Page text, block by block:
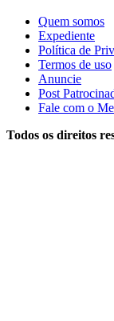
Quem somos
Expediente
Política de
Termos de uso
Anuncie
Post
Fale com o
Todos os direitos